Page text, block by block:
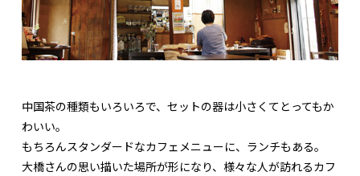
中国茶の種類もいろいろで、セットの器は小さくてとってもか
わいい。
もちろんスタンダードなカフェメニューに、ランチもある。
大橋さんの思い描いた場所が形になり、様々な人が訪れるカフ